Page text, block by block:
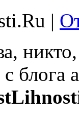
|
блога